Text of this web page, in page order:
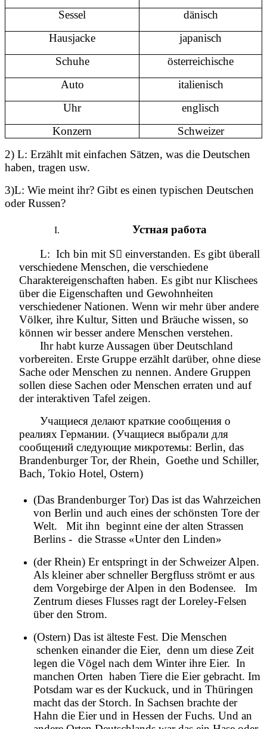
Sessel
dänisch
Hausjacke
japanisch
Schuhe
österreichische
Auto
italienisch
Uhr
englisch
Konzern
Schweizer
2) L: Erzählt mit einfachen Sätzen, was die Deutschen
haben, tragen usw.
3)L: Wie meint ihr? Gibt es einen typischen Deutschen
oder Russen?
Устная работа
L: Ich bin mit S einverstanden. Es gibt überall
verschiedene Menschen, die verschiedene
Charaktereigenschaften haben. Es gibt nur Klischees
über die Eigenschaften und Gewohnheiten
verschiedener Nationen. Wenn wir mehr über andere
Völker, ihre Kultur, Sitten und Bräuche wissen, so
können wir besser andere Menschen verstehen.
Ihr habt kurze Aussagen über Deutschland
vorbereiten. Erste Gruppe erzählt darüber, ohne diese
Sache oder Menschen zu nennen. Andere Gruppen
sollen diese Sachen oder Menschen erraten und auf
der interaktiven Tafel zeigen.
Учащиеся делают краткие сообщения о
реалиях Германии. (Учащиеся выбрали для
сообщений следующие микротемы: Berlin, das
Brandenburger Tor, der Rhein, Goethe und Schiller,
Bach, Tokio Hotel, Ostern)
(Das Brandenburger Tor) Das ist das Wahrzeichen
von Berlin und auch eines der schönsten Tore der
Welt. Mit ihn beginnt eine der alten Strassen
Berlins - die Strasse «Unter den Linden»
(der Rhein) Er entspringt in der Schweizer Alpen.
Als kleiner aber schneller Bergfluss strömt er aus
dem Vorgebirge der Alpen in den Bodensee.
Im
Zentrum dieses Flusses ragt der Loreley-Felsen
über den Strom.
(Ostern) Das ist älteste Fest. Die Menschen
schenken einander die Eier, denn um diese Zeit
legen die Vögel nach dem Winter ihre Eier. In
manchen Orten haben Tiere die Eier gebracht. Im
Potsdam war es der Kuckuck, und in Thüringen
macht das der Storch. In Sachsen brachte der
Hahn die Eier und in Hessen der Fuchs. Und an